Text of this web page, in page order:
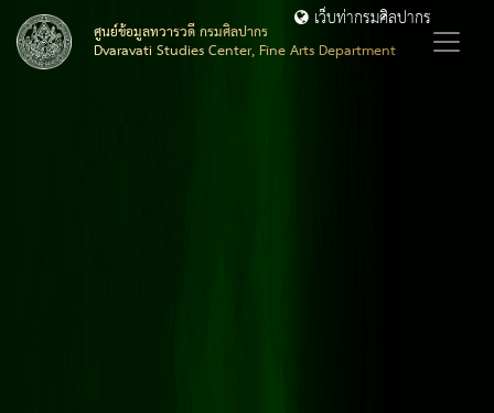
ศูนย์ข้อมูลทวารวดี กรมศิลปากร
Dvaravati Studies Center, Fine Arts Department
เว็บท่ากรมศิลปากร